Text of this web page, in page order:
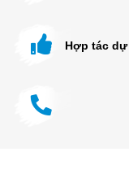
Hợp tác dự